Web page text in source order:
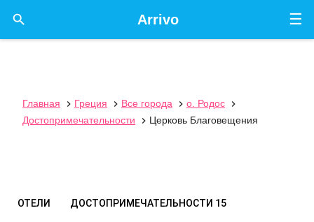
☰
Arrivo

Главная  Греция  Все города  о. Родос

Достопримечательности
 Церковь Благовещения
ОТЕЛИ ДОСТОПРИМЕЧАТЕЛЬНОСТИ 15